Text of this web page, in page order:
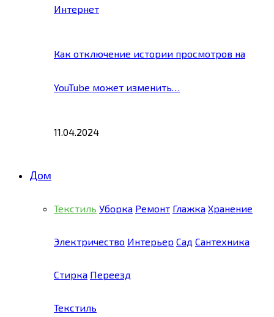
Интернет
Как отключение истории просмотров на
YouTube может изменить…
11.04.2024
Дом
Текстиль Уборка Ремонт Глажка Хранение
Электричество Интерьер Сад Сантехника
Стирка Переезд
Текстиль